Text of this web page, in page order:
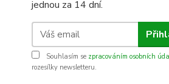
jednou za 14 dní.
Souhlasím se zpracováním osobních
rozesílky newsletteru.